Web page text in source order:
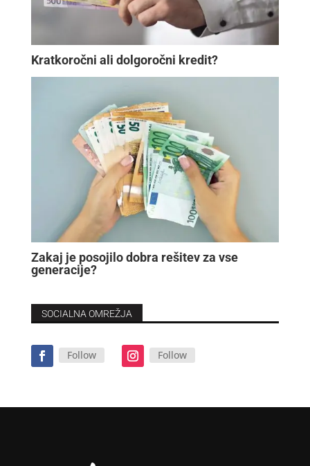
Kratkoročni ali dolgoročni kredit?
Zakaj je posojilo dobra rešitev za vse
generacije?
SOCIALNA OMREŽJA
Follow Follow